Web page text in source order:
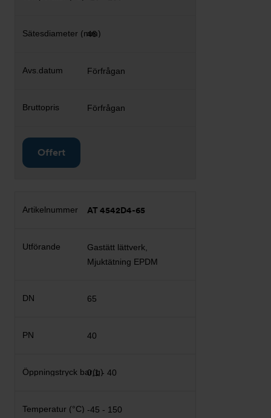
46
Förfrågan
Förfrågan
Offert
AT 4542D4-65
Gastätt lättverk,
Mjuktätning EPDM
65
40
0,1 - 40
-45 - 150